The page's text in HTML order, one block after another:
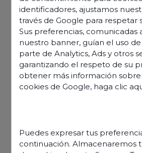
identificadores, ajustamos
través de Google para respetar
Sus preferencias, comunicadas
nuestro banner, guían el uso
parte de Analytics, Ads y otros
garantizando el respeto de su
obtener más información sobre
cookies de Google, haga clic
Puedes expresar tus
continuación. Almacenaremos